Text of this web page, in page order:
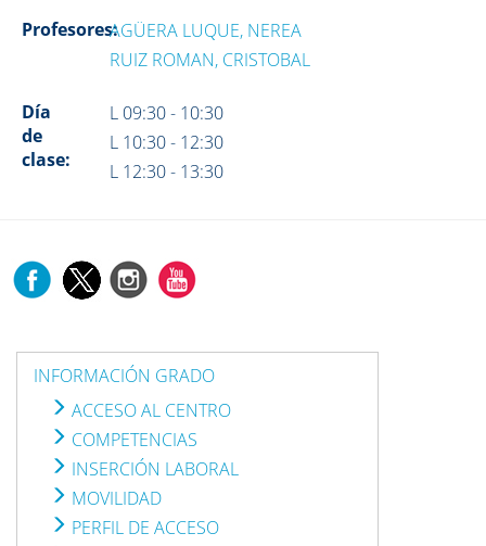
Profesores:AGÜERA LUQUE, NEREA
RUIZ ROMAN, CRISTOBAL
Día
de
clase:
L 09:30 - 10:30
L 10:30 - 12:30
L 12:30 - 13:30
INFORMACIÓN GRADO
ACCESO AL CENTRO
COMPETENCIAS
INSERCIÓN LABORAL
MOVILIDAD
PERFIL DE ACCESO